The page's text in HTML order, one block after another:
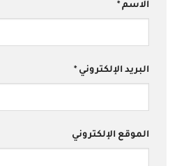
الاسم *
البريد الإلكتروني *
الموقع الإلكتروني